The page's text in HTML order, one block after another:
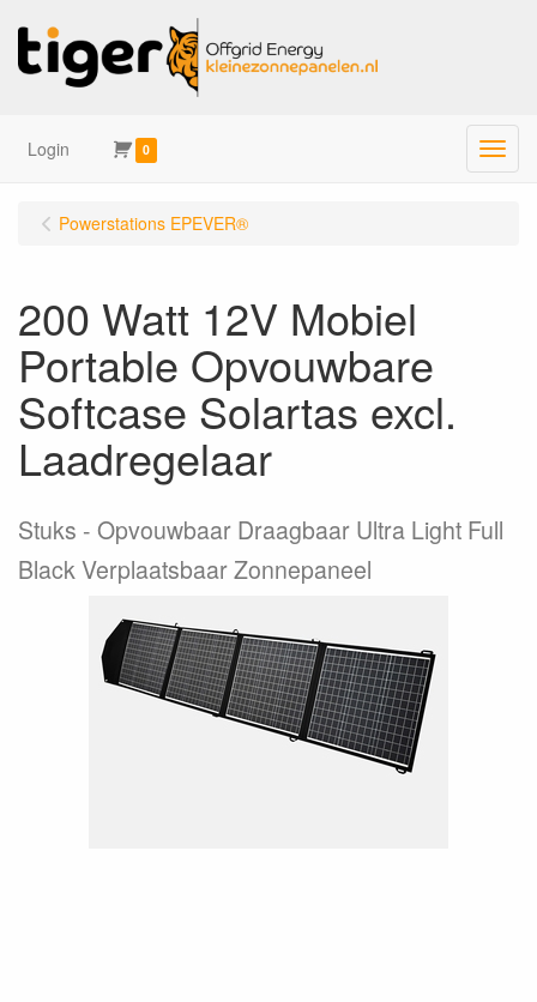
Login 0 Menu
Powerstations EPEVER®
200 Watt 12V Mobiel
Portable Opvouwbare
Softcase Solartas excl.
Laadregelaar
Stuks
Opvouwbaar Draagbaar Ultra Light Full
Black Verplaatsbaar Zonnepaneel